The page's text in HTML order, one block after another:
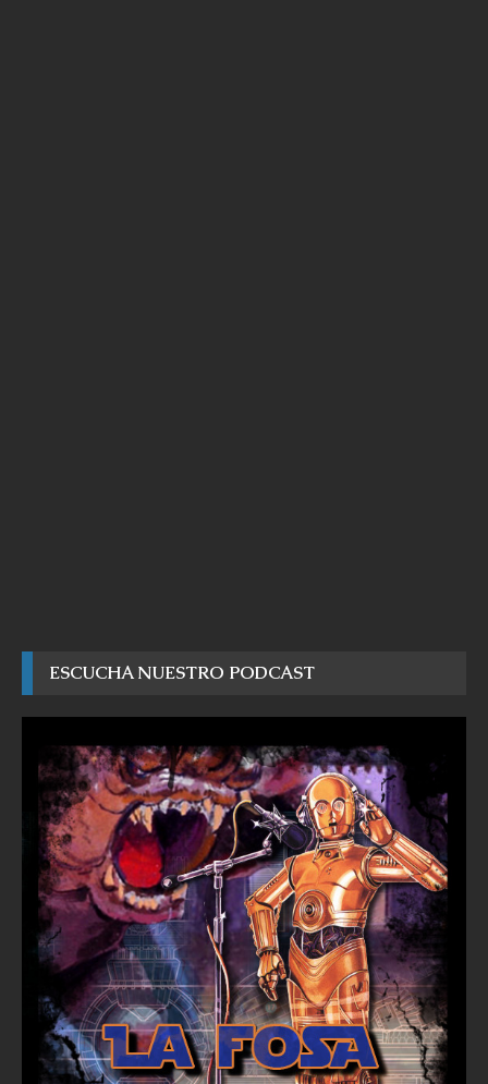
ESCUCHA NUESTRO PODCAST